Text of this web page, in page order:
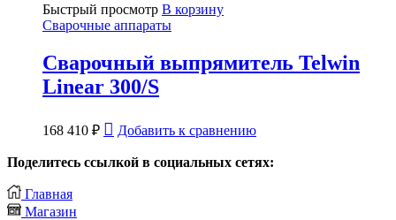
Быстрый просмотр В корзину
Сварочные аппараты
Сварочный выпрямитель Telwin
Linear 300/S
168 410 ₽ Добавить к сравнению
Поделитесь ссылкой в социальных сетях:
Главная
Магазин